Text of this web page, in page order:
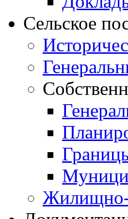
Сельское
Жилищно-